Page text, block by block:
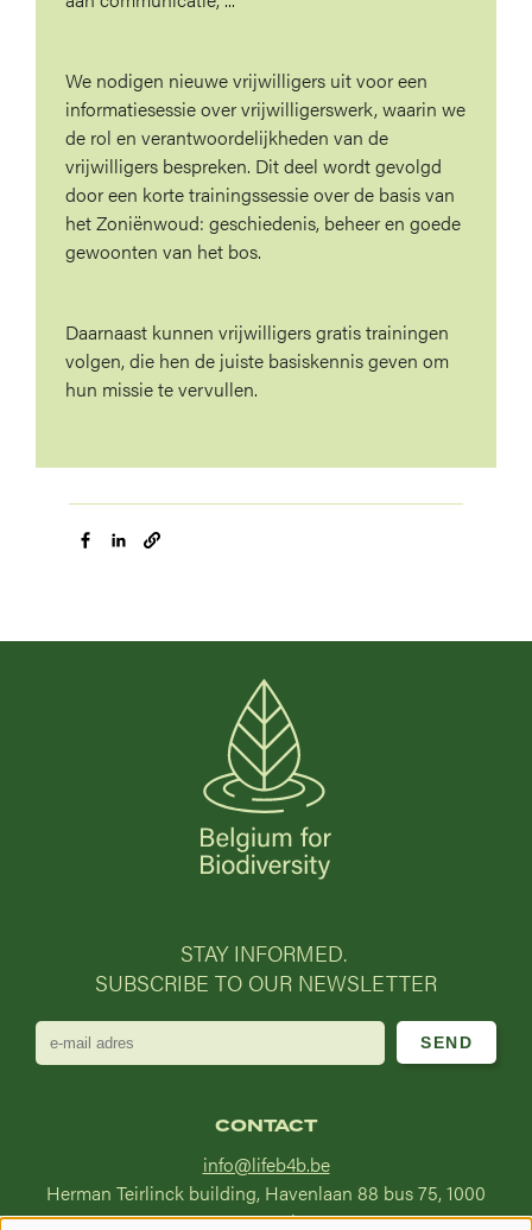
We nodigen nieuwe vrijwilligers uit voor een
informatiesessie over vrijwilligerswerk, waarin we
de rol en verantwoordelijkheden van de
vrijwilligers bespreken. Dit deel wordt gevolgd
door een korte trainingssessie over de basis van
het Zoniënwoud: geschiedenis, beheer en goede
gewoonten van het bos.
Daarnaast kunnen vrijwilligers gratis trainingen
volgen, die hen de juiste basiskennis geven om
hun missie te vervullen.
STAY INFORMED.
SUBSCRIBE TO OUR NEWSLETTER
e-
mail
CONTACT
info@lifeb4b.be
Herman Teirlinck building, Havenlaan 88 bus 75, 1000
Brussel